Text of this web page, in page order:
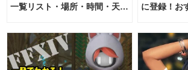
一覧リスト・場所・時間・天
に登録！お